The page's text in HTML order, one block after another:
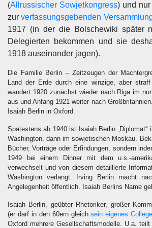
(Allrussischer Sowjetkongress) und nur
zurverfassungsgebenden
1917 (in der die Bolschewiki später
Delegierten bekommen und sie
1918 auseinander jagen).
Die Familie Berlin – Zeitzeugen der
Land der Erde durch eine winzige, aber
wandert 1920 zunächst wieder nach Riga im
aus und Anfang 1921 weiter nach
Isaiah Berlin in Oxford.
Spätestens ab 1940 ist Isaiah Berlin „Diplomat“
Washington, dann im sowjetischen Moskau.
Bücher, Vorträge oder Erfindungen, sondern
1949 bei einem Dinner mit dem u.s.-
verwechselt und von diesem detaillierte
Washington verlangt. Irving Berlin macht
Angelegenheit öffentlich. Isaiah Berlins Name
Isaiah Berlin, geübter Rhetoriker, großer
(er darf in den 60ern gleichsein eigenes College
Oxford mehrere Gesellschaftsmodelle. U.a.